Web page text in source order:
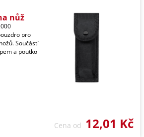
nůž
pro
Součástí
a poutko
Cena od 12,01 Kč